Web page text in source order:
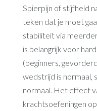
Spierpijn of stijfheid
teken dat je moet
stabiliteit via
is belangrijk voor
(beginners,
wedstrijd is normaal,
normaal. Het effect
krachtsoefeningen